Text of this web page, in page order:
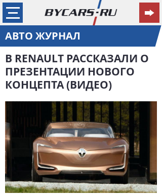
АВТО ЖУРНАЛ
В RENAULT РАССКАЗАЛИ О
ПРЕЗЕНТАЦИИ НОВОГО
КОНЦЕПТА (ВИДЕО)